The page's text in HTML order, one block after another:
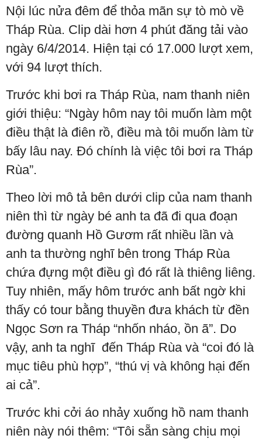
Nội lúc nửa đêm để thỏa mãn sự tò mò về
Tháp Rùa. Clip dài hơn 4 phút đăng tải vào
ngày 6/4/2014. Hiện tại có 17.000 lượt xem,
với 94 lượt thích.
Trước khi bơi ra Tháp Rùa, nam thanh niên
giới thiệu: “Ngày hôm nay tôi muốn làm một
điều thật là điên rồ, điều mà tôi muốn làm từ
bấy lâu nay. Đó chính là việc tôi bơi ra Tháp
Rùa”.
Theo lời mô tả bên dưới clip của nam thanh
niên thì từ ngày bé anh ta đã đi qua đoạn
đường quanh Hồ Gươm rất nhiều lần và
anh ta thường nghĩ bên trong Tháp Rùa
chứa đựng một điều gì đó rất là thiêng liêng.
Tuy nhiên, mấy hôm trước anh bất ngờ khi
thấy có tour bằng thuyền đưa khách từ đền
Ngọc Sơn ra Tháp “nhốn nháo, ồn ã”. Do
vậy, anh ta nghĩ đến Tháp Rùa và “coi đó là
mục tiêu phù hợp”, “thú vị và không hại đến
ai cả”.
Trước khi cởi áo nhảy xuống hồ nam thanh
niên này nói thêm: “Tôi sẵn sàng chịu mọi